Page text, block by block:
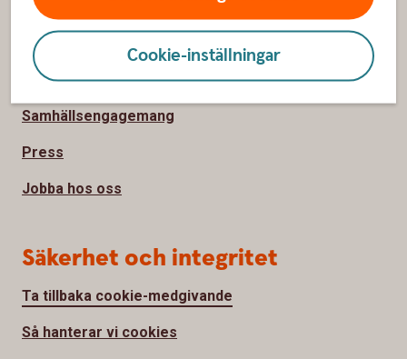
Cookie-inställningar
Om Sörmlands Sparbank
Hållbarhet
Samhällsengagemang
Press
Jobba hos oss
Säkerhet och integritet
Ta tillbaka cookie-medgivande
Så hanterar vi cookies